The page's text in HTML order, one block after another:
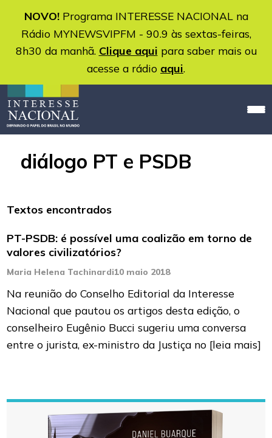
NOVO!Programa INTERESSE NACIONAL na
Rádio MYNEWSVIPFM - 90.9 às sextas-feiras,
8h30 da manhã. Clique aqui para saber mais ou
acesse a rádio aqui.
diálogo PT e PSDB
Textos encontrados
PT-PSDB: é possível uma coalizão em torno de
valores civilizatórios?
Maria Helena Tachinardi10 maio 2018
Na reunião do Conselho Editorial da Interesse
Nacional que pautou os artigos desta edição, o
conselheiro Eugênio Bucci sugeriu uma conversa
entre o jurista, ex-ministro da Justiça no [leia mais]